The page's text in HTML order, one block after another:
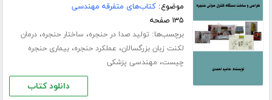
موضوع:کتاب‌های متفرقه مهندسی
۱۳۵ صفحه
برچسب‌ها: تولید صدا در حنجره، ساختار حنجره،درمان
لکنت زبان بزرگسالان، عملکرد حنجره،بیماری حنجره
چیست، مهندسی پزشکی
دانلود کتاب